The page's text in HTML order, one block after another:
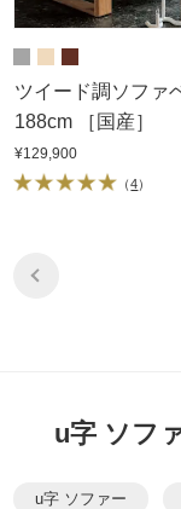
ツイード調ソファ
188cm ［国産］
¥129,900
（4）
u字 ソフ
u字 ソファー